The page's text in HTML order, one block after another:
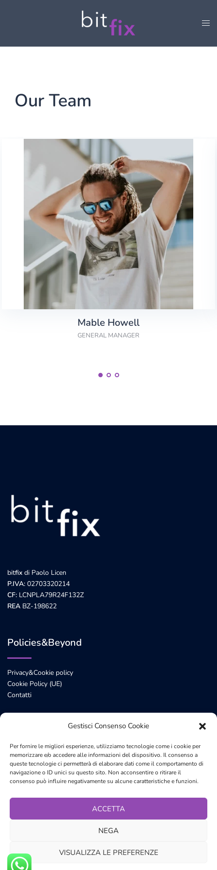
Gestisci Consenso Cookie
Per fornire le migliori esperienze, utilizziamo tecnologie come i cookie per
memorizzare e/o accedere alle informazioni del dispositivo. Il consenso a
queste tecnologie ci permetterà di elaborare dati come il comportamento di
navigazione o ID unici su questo sito. Non acconsentire o ritirare il
consenso può influire negativamente su alcune caratteristiche e funzioni.
ACCETTA
NEGA
VISUALIZZA LE PREFERENZE
Our Team
Mable Howell
GENERAL MANAGER
bitfix di Paolo Licen
P.IVA: 02703320214
CF: LCNPLA79R24F132Z
REA BZ-198622
Policies&Beyond
Privacy&Cookie policy
Cookie Policy (UE)
Contatti
bitfixdi Paolo Licen
eMail: info@bitfix.it
mobile: +39 328 8497723